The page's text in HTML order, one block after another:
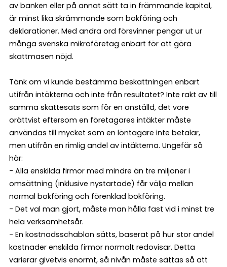
av banken eller på annat sätt ta in främmande kapital,
är minst lika skrämmande som bokföring och
deklarationer. Med andra ord försvinner pengar ut ur
många svenska mikroföretag enbart för att göra
skattmasen nöjd.
Tänk om vi kunde bestämma beskattningen enbart
utifrån intäkterna och inte från resultatet? Inte rakt av till
samma skattesats som för en anställd, det vore
orättvist eftersom en företagares intäkter måste
användas till mycket som en löntagare inte betalar,
men utifrån en rimlig andel av intäkterna. Ungefär så
här:
- Alla enskilda firmor med mindre än tre miljoner i
omsättning (inklusive nystartade) får välja mellan
normal bokföring och förenklad bokföring.
- Det val man gjort, måste man hålla fast vid i minst tre
hela verksamhetsår.
- En kostnadsschablon sätts, baserat på hur stor andel
kostnader enskilda firmor normalt redovisar. Detta
varierar givetvis enormt, så nivån måste sättas så att